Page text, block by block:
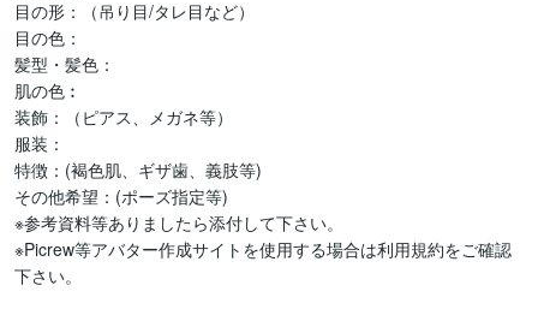
目の形：（吊り目/タレ目など）
目の色：
髪型・髪色：
肌の色︰
装飾：（ピアス、メガネ等）
服装：
特徴：(褐色肌、ギザ歯、義肢等)
その他希望：(ポーズ指定等)
※参考資料等ありましたら添付して下さい。
※Picrew等アバター作成サイトを使用する場合は利用規約をご確認
下さい。